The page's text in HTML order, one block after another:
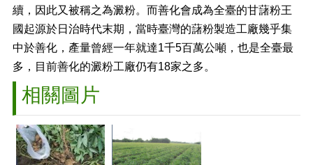
續，因此又被稱之為澱粉。而善化會成為全臺的甘藷粉王
國起源於日治時代末期，當時臺灣的藷粉製造工廠幾乎集
中於善化，產量曾經一年就達1千5百萬公噸，也是全臺最
多，目前善化的澱粉工廠仍有18家之多。
相關圖片